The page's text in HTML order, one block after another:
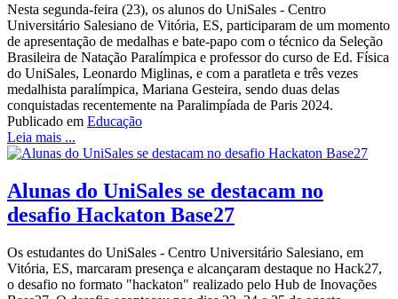
Nesta segunda-feira (23), os alunos do UniSales - Centro
Universitário Salesiano de Vitória, ES, participaram de um momento
de apresentação de medalhas e bate-papo com o técnico da Seleção
Brasileira de Natação Paralímpica e professor do curso de Ed. Física
do UniSales, Leonardo Miglinas, e com a paratleta e três vezes
medalhista paralímpica, Mariana Gesteira, sendo duas delas
conquistadas recentemente na Paralimpíada de Paris 2024.
Publicado em Educação
Leia mais ...
Alunas do UniSales se destacam no
desafio Hackaton Base27
Os estudantes do UniSales - Centro Universitário Salesiano, em
Vitória, ES, marcaram presença e alcançaram destaque no Hack27,
o desafio no formato "hackaton" realizado pelo Hub de Inovações